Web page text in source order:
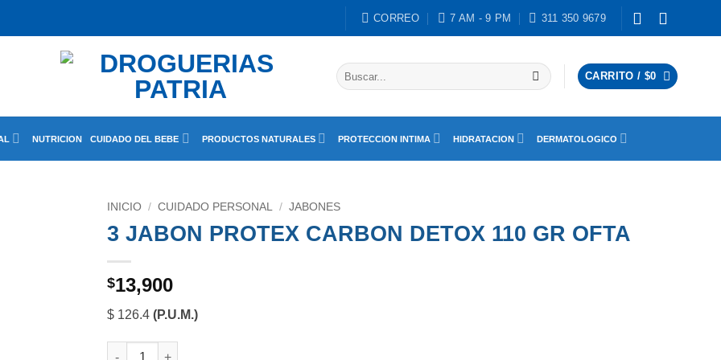
CORREO 7 AM - 9 PM 311 350 9679
Buscar
por:
CARRITO / $0
NUTRICION CUIDADO DEL BEBE PRODUCTOS NATURALES PROTECCION INTIMA HIDRATACION DERMATOLOGICO
INICIO / CUIDADO PERSONAL / JABONES
3 JABON PROTEX CARBON DETOX 110 GR OFTA
$13,900
$ 126.4(P.U.M.)
3 JABON PROTEX CARBON DETOX 110 GR OFTA cantidad